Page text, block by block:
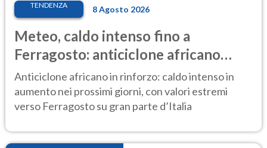
TENDENZA 8 Agosto 2026
Meteo, caldo intenso fino a
Ferragosto: anticiclone africano
ancora protagonista
Anticiclone africano in rinforzo: caldo intenso in
aumento nei prossimi giorni, con valori estremi
verso Ferragosto su gran parte d’Italia